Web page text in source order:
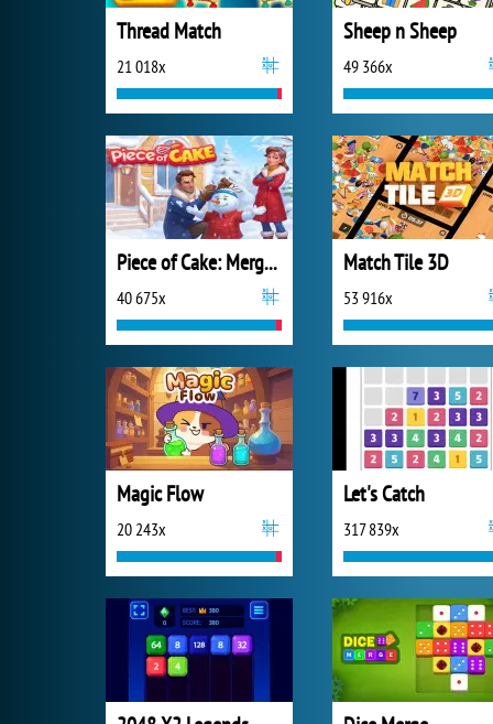
Thread Match
21 018x
Sheep n Sheep
49 366x
Piece of Cake: Merge and Bake
40 675x
Match Tile 3D
53 916x
Magic Flow
20 243x
Let's Catch
317 839x